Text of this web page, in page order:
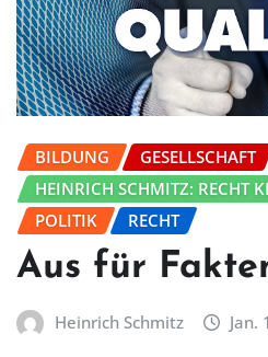
BILDUNG
GESELLSCHAFT
HEINRICH SCHMITZ: RECHT
POLITIK
RECHT
Aus für
Heinrich Schmitz Jan.